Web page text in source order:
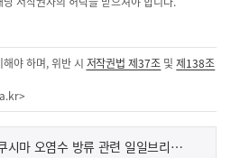
야 하며, 위반 시 저작권법 제37조 및제138조
>
[보도참고자료](공동)후쿠시마 오염수 방류 관련 일일브리핑(280일차)